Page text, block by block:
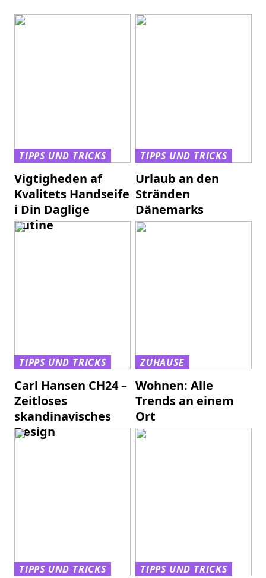
TIPPS UND TRICKS
Vigtigheden af
Kvalitets Handseife
i Din Daglige
Rutine
TIPPS UND TRICKS
Urlaub an den
Stränden
Dänemarks
TIPPS UND TRICKS
Carl Hansen CH24 –
Zeitloses
skandinavisches
Design
ZUHAUSE
Wohnen: Alle
Trends an einem
Ort
TIPPS UND TRICKS TIPPS UND TRICKS